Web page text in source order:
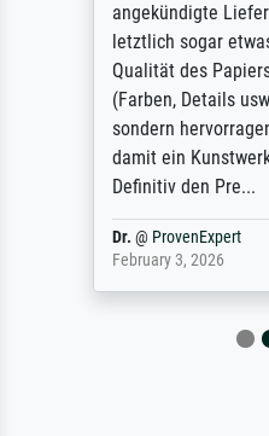
angekündigte
letztlich sogar
Qualität des Papiers
(Farben, Details
sondern
damit ein
Definitiv den Pre...
Dr.@ProvenExpert
February 3, 2026